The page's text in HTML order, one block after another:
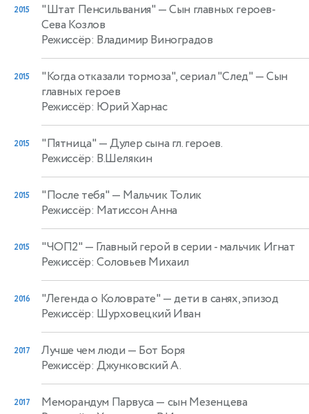
2015 "Штат Пенсильвания" — Сын главных героев-
Сева Козлов
Режиссёр: Владимир Виноградов
2015 "Когда отказали тормоза", сериал "След" — Сын
главных героев
Режиссёр: Юрий Харнас
2015 "Пятница" — Дулер сына гл. героев.
Режиссёр: В.Шелякин
2015 "После тебя" — Мальчик Толик
Режиссёр: Матиссон Анна
2015 "ЧОП2" — Главный герой в серии - мальчик Игнат
Режиссёр: Соловьев Михаил
2016 "Легенда о Коловрате" — дети в санях, эпизод
Режиссёр: Шурховецкий Иван
2017 Лучше чем люди — Бот Боря
Режиссёр: Джунковский А.
2017 Меморандум Парвуса — сын Мезенцева